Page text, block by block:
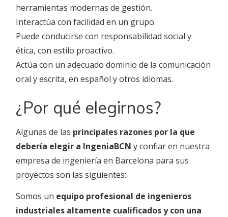
herramientas modernas de gestión.
Interactúa con facilidad en un grupo.
Puede conducirse con responsabilidad social y
ética, con estilo proactivo.
Actúa con un adecuado dominio de la comunicación
oral y escrita, en español y otros idiomas.
¿Por qué elegirnos?
Algunas de las principales razones por la que
debería elegir a IngeniaBCN y confiar en nuestra
empresa de ingeniería en Barcelona para sus
proyectos son las siguientes:
Somos un equipo profesional de ingenieros
industriales altamente cualificados y con una